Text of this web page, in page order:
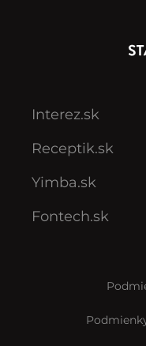
Interez.sk
Receptik.sk
Yimba.sk
Fontech.sk